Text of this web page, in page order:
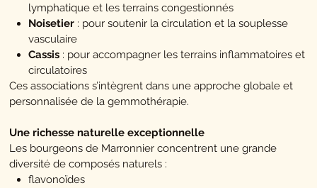
lymphatique et les terrains congestionnés
Noisetier : pour soutenir la circulation et la souplesse
vasculaire
Cassis : pour accompagner les terrains inflammatoires et
circulatoires
Ces associations s’intègrent dans une approche globale et
personnalisée de la gemmothérapie.
Une richesse naturelle exceptionnelle
Les bourgeons de Marronnier concentrent une grande
diversité de composés naturels :
flavonoïdes